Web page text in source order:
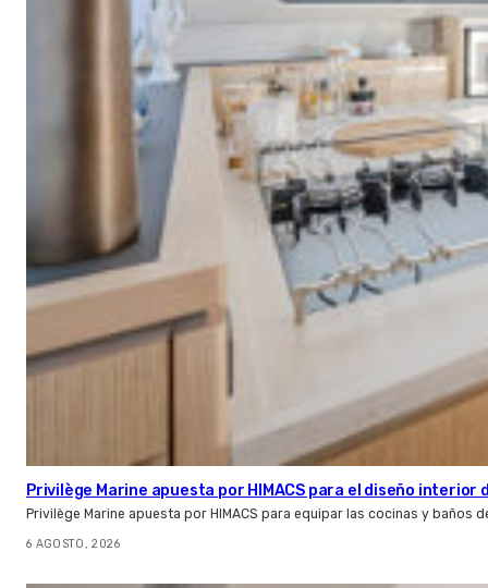
Privilège Marine apuesta por HIMACS para el diseño interior
Privilège Marine apuesta por HIMACS para equipar las cocinas y baños
6 AGOSTO, 2026